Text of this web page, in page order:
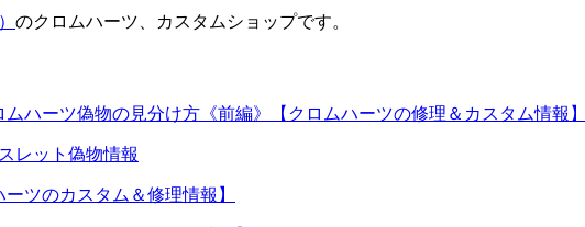
のクロムハーツ、カスタムショップです。
ハーツ偽物の見分け方《前編》【クロムハーツの修理＆カスタム情報】
レット偽物情報
ツのカスタム＆修理情報】